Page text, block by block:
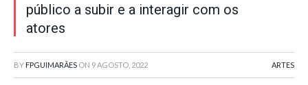
público a subir e a interagir com os
atores
BY FPGUIMARÃES ON 9 AGOSTO, 2022 ARTES